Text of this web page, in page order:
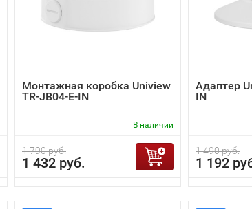
Монтажная коробка Uniview
TR-JB04-E-IN
В наличии
1 790 руб.
1 432 руб.
Адаптер
IN
1 490 руб.
1 192